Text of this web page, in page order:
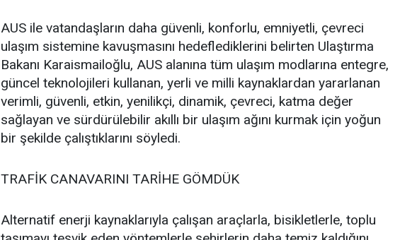
AUS ile vatandaşların daha güvenli, konforlu, emniyetli, çevreci
ulaşım sistemine kavuşmasını hedeflediklerini belirten Ulaştırma
Bakanı Karaismailoğlu, AUS alanına tüm ulaşım modlarına entegre,
güncel teknolojileri kullanan, yerli ve milli kaynaklardan yararlanan
verimli, güvenli, etkin, yenilikçi, dinamik, çevreci, katma değer
sağlayan ve sürdürülebilir akıllı bir ulaşım ağını kurmak için yoğun
bir şekilde çalıştıklarını söyledi.
TRAFİK CANAVARINI TARİHE GÖMDÜK
Alternatif enerji kaynaklarıyla çalışan araçlarla, bisikletlerle, toplu